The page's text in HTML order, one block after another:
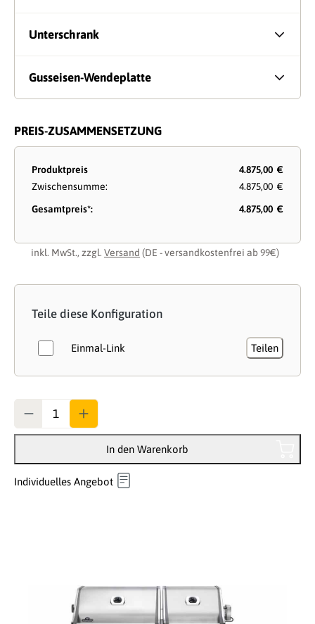
Unterschrank
Gusseisen-Wendeplatte
PREIS-ZUSAMMENSETZUNG
Produktpreis
4.875,00 €
Zwischensumme:
4.875,00 €
Gesamtpreis*:
4.875,00 €
inkl. MwSt., zzgl. Versand (DE - versandkostenfrei ab 99€)
Teile diese Konfiguration
Einmal-Link Teilen
In den Warenkorb
Individuelles Angebot